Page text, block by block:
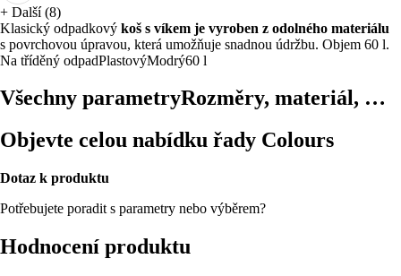
+ Další (8)
Klasický odpadkový koš s víkem je vyroben z odolného materiálu
s povrchovou úpravou, která umožňuje snadnou údržbu. Objem 60 l.
Na tříděný odpadPlastovýModrý60 l
Všechny parametryRozměry, materiál, …
Objevte celou nabídku řady Colours
Dotaz k produktu
Potřebujete poradit s parametry nebo výběrem?
Hodnocení produktu